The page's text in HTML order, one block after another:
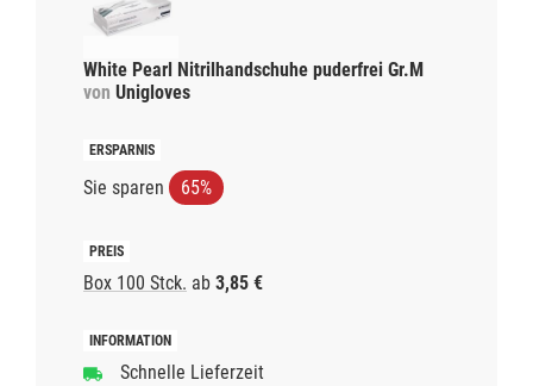
White Pearl Nitrilhandschuhe puderfrei Gr.M
von Unigloves
Sie sparen 65%
Box 100 Stck. ab 3,85 €
Schnelle Lieferzeit